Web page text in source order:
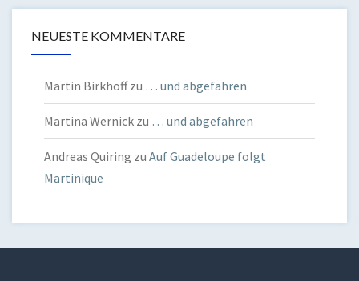
NEUESTE KOMMENTARE
Martin Birkhoffzu … und abgefahren
Martina Wernick zu … und abgefahren
Andreas Quiring zu Auf Guadeloupe folgt
Martinique